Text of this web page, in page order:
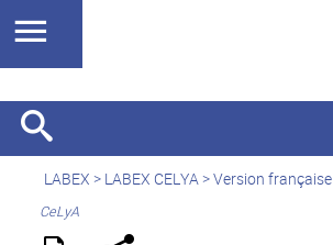
LABEX > LABEX CELYA>Version française
CeLyA